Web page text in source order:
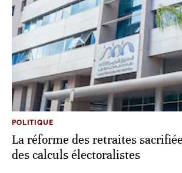
POLITIQUE
La réforme des retraites
des calculs électoralistes